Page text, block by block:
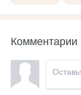
Комментарии